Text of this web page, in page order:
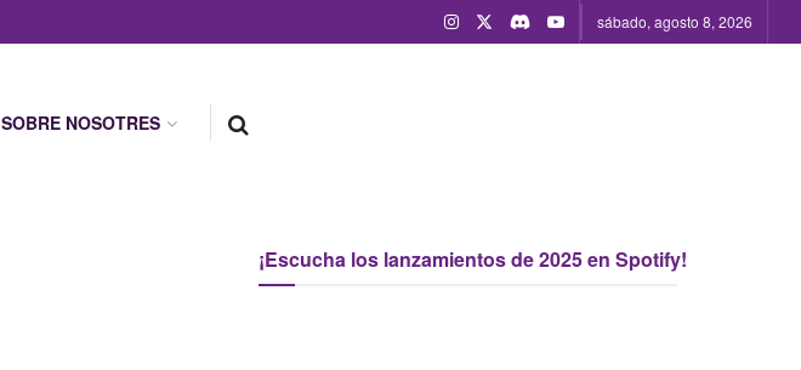
sábado, agosto 8, 2026
SOBRE NOSOTRES
¡Escucha los lanzamientos de 2025 en Spotify!